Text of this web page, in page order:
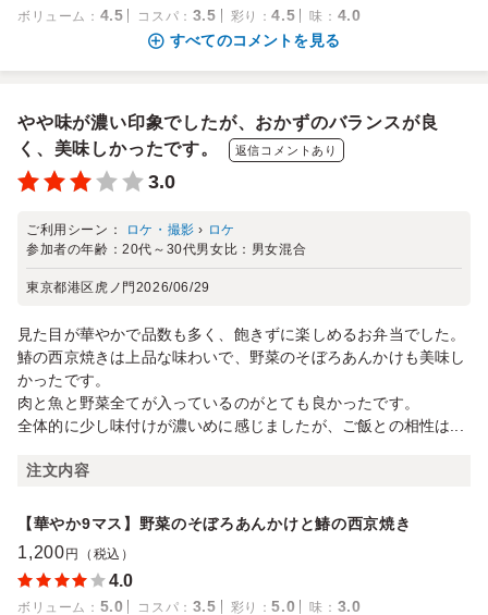
ボリューム ： 4.5 コスパ ： 3.5 彩り ：4.5 味 ： 4.0
すべてのコメントを見る
やや味が濃い印象でしたが、おかずのバランスが良
く、美味しかったです。
返信コメントあり
3.0
ご利用シーン： ロケ・撮影 › ロケ
参加者の年齢：20代～30代男女比： 男女混合
東京都港区虎ノ門 2026/06/29
見た目が華やかで品数も多く、飽きずに楽しめるお弁当でした。
鰆の西京焼きは上品な味わいで、野菜のそぼろあんかけも美味し
かったです。
肉と魚と野菜全てが入っているのがとても良かったです。
全体的に少し味付けが濃いめに感じましたが、ご飯との相性は...
注文内容
【華やか9マス】野菜のそぼろあんかけと鰆の西京焼き
1,200 円（税込）
4.0
ボリューム ： 5.0 コスパ ： 3.5 彩り ：5.0 味 ： 3.0